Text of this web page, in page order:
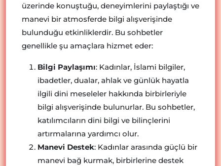
üzerinde konuştuğu, deneyimlerini paylaştığı ve
manevi bir atmosferde bilgi alışverişinde
bulunduğu etkinliklerdir. Bu sohbetler
genellikle şu amaçlara hizmet eder:
Bilgi Paylaşımı: Kadınlar, İslami bilgiler,
ibadetler, dualar, ahlak ve günlük hayatla
ilgili dini meseleler hakkında birbirleriyle
bilgi alışverişinde bulunurlar. Bu sohbetler,
katılımcıların dini bilgi ve bilinçlerini
artırmalarına yardımcı olur.
Manevi Destek: Kadınlar arasında güçlü bir
manevi bağ kurmak, birbirlerine destek